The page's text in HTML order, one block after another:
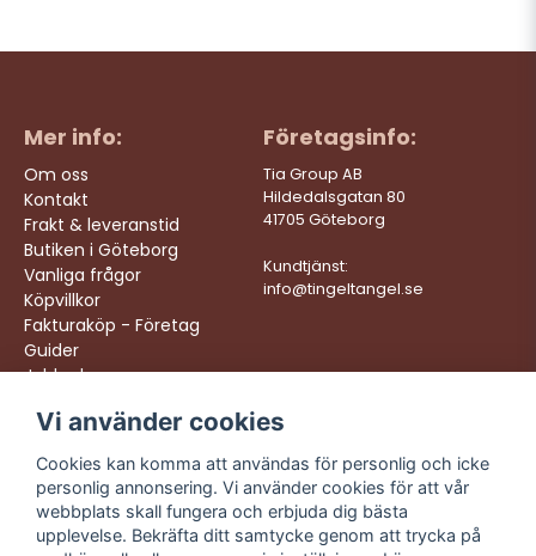
Mer info:
Om oss
Kontakt
Frakt & leveranstid
Butiken i Göteborg
Vanliga frågor
Köpvillkor
Fakturaköp - Företag
Guider
Jobba hos oss
Företagsinfo:
Tia Group AB
Hildedalsgatan 80
41705 Göteborg
Kundtjänst:
info@tingeltangel.se
Följ oss:
Instagram
Facebook
TikTok
Vi levererar:
Snabba leveranser
Trygga köp
Fri frakt över 499:-
Trevlig kundtjänst
Vi använder cookies
Cookies kan komma att användas för personlig och icke
personlig annonsering. Vi använder cookies för att vår
webbplats skall fungera och erbjuda dig bästa
upplevelse. Bekräfta ditt samtycke genom att trycka på